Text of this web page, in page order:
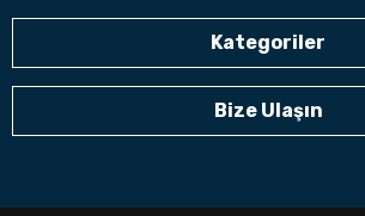
Kategoriler
Bize Ulaşın